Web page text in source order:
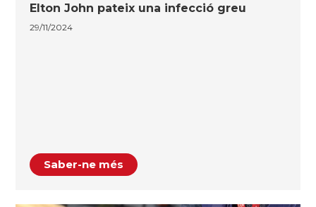
Elton John pateix una infecció greu
29/11/2024
Saber-ne més